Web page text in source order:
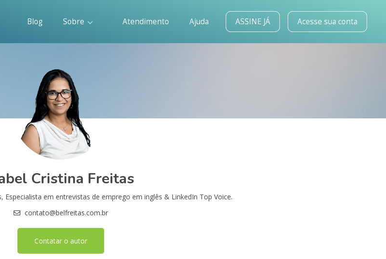
Blog Sobre Atendimento Ajuda ASSINE JÁ Acesse sua conta
Cristina Freitas
Especialista em entrevistas de emprego em inglês & LinkedIn Top Voice.
contato@belfreitas.com.br
Contatar o autor